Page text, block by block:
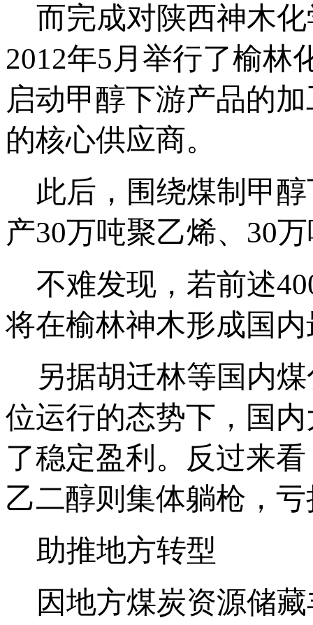
而完成对陕西神木化
2012年5月举行了榆林
启动甲醇下游产品的
的核心供应商。
此后，围绕煤制甲醇
产30万吨聚乙烯、30
不难发现，若前述
将在榆林神木形成国
另据胡迁林等国内煤
位运行的态势下，国
了稳定盈利。反过来
乙二醇则集体躺枪，
助推地方转型
因地方煤炭资源储藏